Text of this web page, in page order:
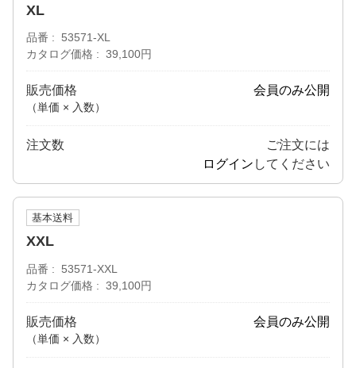
XL
品番
53571-XL
カタログ価格
39,100円
販売価格
（単価 × 入数）
会員のみ公開
注文数
ご注文には
ログイン してください
基本送料
XXL
品番
53571-XXL
カタログ価格
39,100円
販売価格
（単価 × 入数）
会員のみ公開